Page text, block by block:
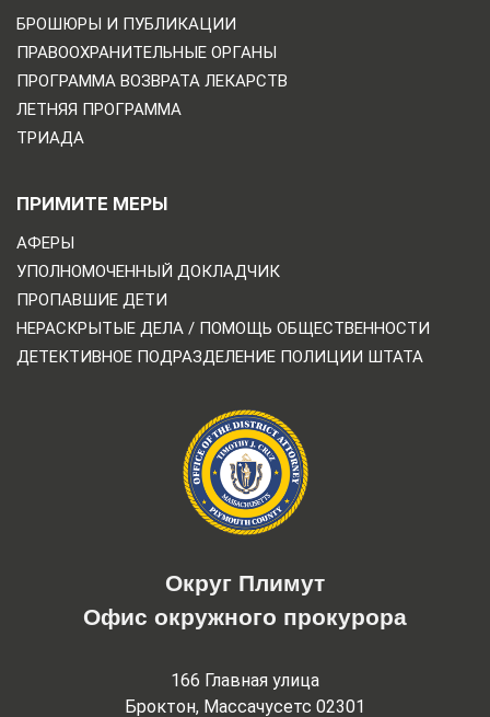
БРОШЮРЫ И ПУБЛИКАЦИИ
ПРАВООХРАНИТЕЛЬНЫЕ ОРГАНЫ
ПРОГРАММА ВОЗВРАТА ЛЕКАРСТВ
ЛЕТНЯЯ ПРОГРАММА
ТРИАДА
ПРИМИТЕ МЕРЫ
АФЕРЫ
УПОЛНОМОЧЕННЫЙ ДОКЛАДЧИК
ПРОПАВШИЕ ДЕТИ
НЕРАСКРЫТЫЕ ДЕЛА / ПОМОЩЬ ОБЩЕСТВЕННОСТИ
ДЕТЕКТИВНОЕ ПОДРАЗДЕЛЕНИЕ ПОЛИЦИИ ШТАТА
Округ Плимут
Офис окружного прокурора
166 Главная улица
Броктон, Массачусетс 02301